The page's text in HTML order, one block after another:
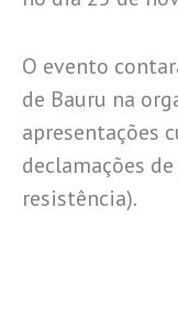
O evento
de Bauru na
apresentações
declamações
resistência).